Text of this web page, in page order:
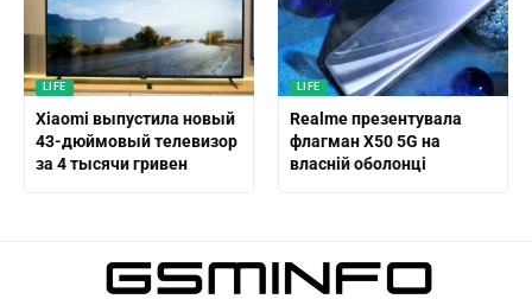
LIFE
Xiaomi выпустила новый
43-дюймовый телевизор
за 4 тысячи гривен
LIFE
Realme презентувала
флагман X50 5G на
власній оболонці